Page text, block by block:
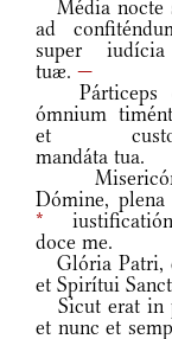
Média nocte
ad
super
tuæ. —
Párticeps
ómnium
et
mandáta tua.
Dómine, plena
*
doce me.
Glória Patri,
et Spirítui
Sicut erat in
et nunc et